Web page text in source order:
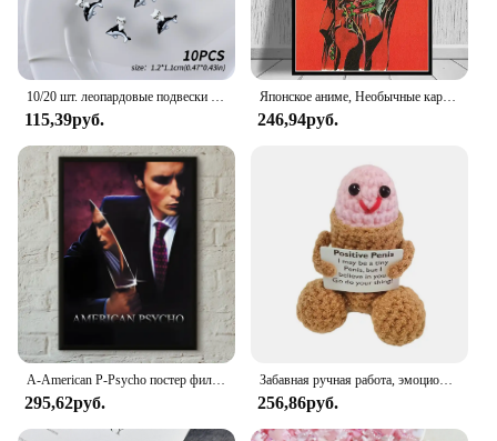
10/20 шт. леопардовые подвески для ногтей «Hello Kitty», аксессуары, популярные осенние украшения «Hello Kitty Cat Heart Bow «сделай сам», дизайн ногтей, коричневый леопардовый декор
115,39руб.
Японское аниме, Необычные картины Джоджо S, необычная Картина на холсте с мультяшным рисунком, подарок, иллюстрация манги, спальня, картина для домашнего декора
246,94руб.
A-American P-Psycho постер фильма самоклеящаяся художественная водостойкая бумажная наклейка кофейня бар комната Настенный декор
295,62руб.
Забавная ручная работа, эмоциональная поддержка, кукла, подарок, вязаная крючком, поощрительная игрушка, украшение для парня, мужа, украшение комнаты
256,86руб.